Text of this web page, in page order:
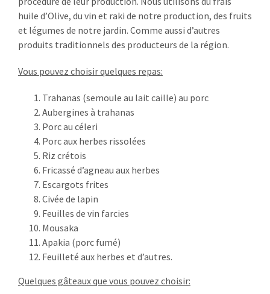
huile d’Olive, du vin et raki de notre production, des fruits
et légumes de notre jardin. Comme aussi d’autres
produits traditionnels des producteurs de la région.
Vous pouvez choisir quelques repas:
Trahanas (semoule au lait caille) au porc
Aubergines à trahanas
Porc au céleri
Porc aux herbes rissolées
Riz crétois
Fricassé d’agneau aux herbes
Escargots frites
Civée de lapin
Feuilles de vin farcies
Mousaka
Apakia (porc fumé)
Feuilleté aux herbes et d’autres.
Quelques gâteaux que vous pouvez choisir:
NEWSLETTER
Email address:
RECENT TWEETS